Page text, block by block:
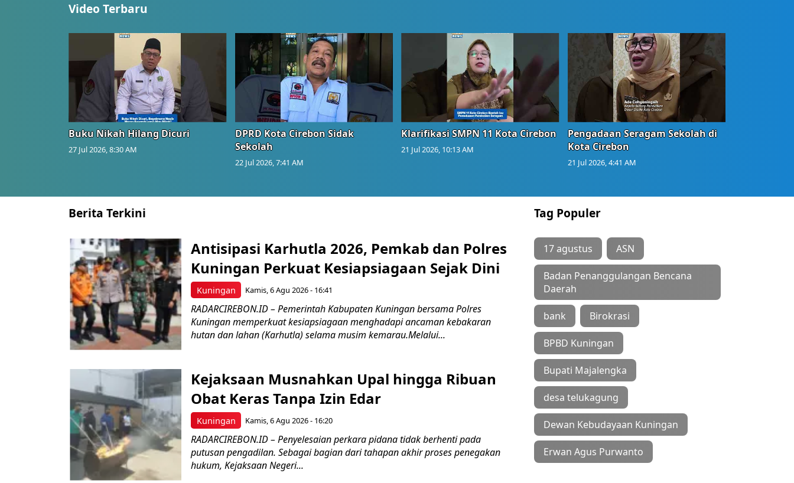
Video Terbaru
Buku Nikah Hilang Dicuri
27 Jul 2026, 8:30 AM
DPRD Kota Cirebon Sidak
Sekolah
22 Jul 2026, 7:41 AM
Klarifikasi SMPN 11 Kota Cirebon
21 Jul 2026, 10:13 AM
Pengadaan Seragam Sekolah di
Kota Cirebon
21 Jul 2026, 4:41 AM
Berita Terkini
Kuningan
Antisipasi Karhutla 2026, Pemkab dan Polres
Kuningan Perkuat Kesiapsiagaan Sejak Dini
Kamis, 6 Agu 2026 - 16:41
RADARCIREBON.ID – Pemerintah Kabupaten Kuningan bersama Polres
Kuningan memperkuat kesiapsiagaan menghadapi ancaman kebakaran
hutan dan lahan (Karhutla) selama musim kemarau.Melalui...
Kuningan
Kejaksaan Musnahkan Upal hingga Ribuan
Obat Keras Tanpa Izin Edar
Kamis, 6 Agu 2026 - 16:20
RADARCIREBON.ID – Penyelesaian perkara pidana tidak berhenti pada
putusan pengadilan. Sebagai bagian dari tahapan akhir proses penegakan
hukum, Kejaksaan Negeri...
Tag Populer
17 agustus ASN
Badan Penanggulangan Bencana
Daerah
bank Birokrasi
BPBD Kuningan
Bupati Majalengka
desa telukagung
Dewan Kebudayaan Kuningan
Erwan Agus Purwanto